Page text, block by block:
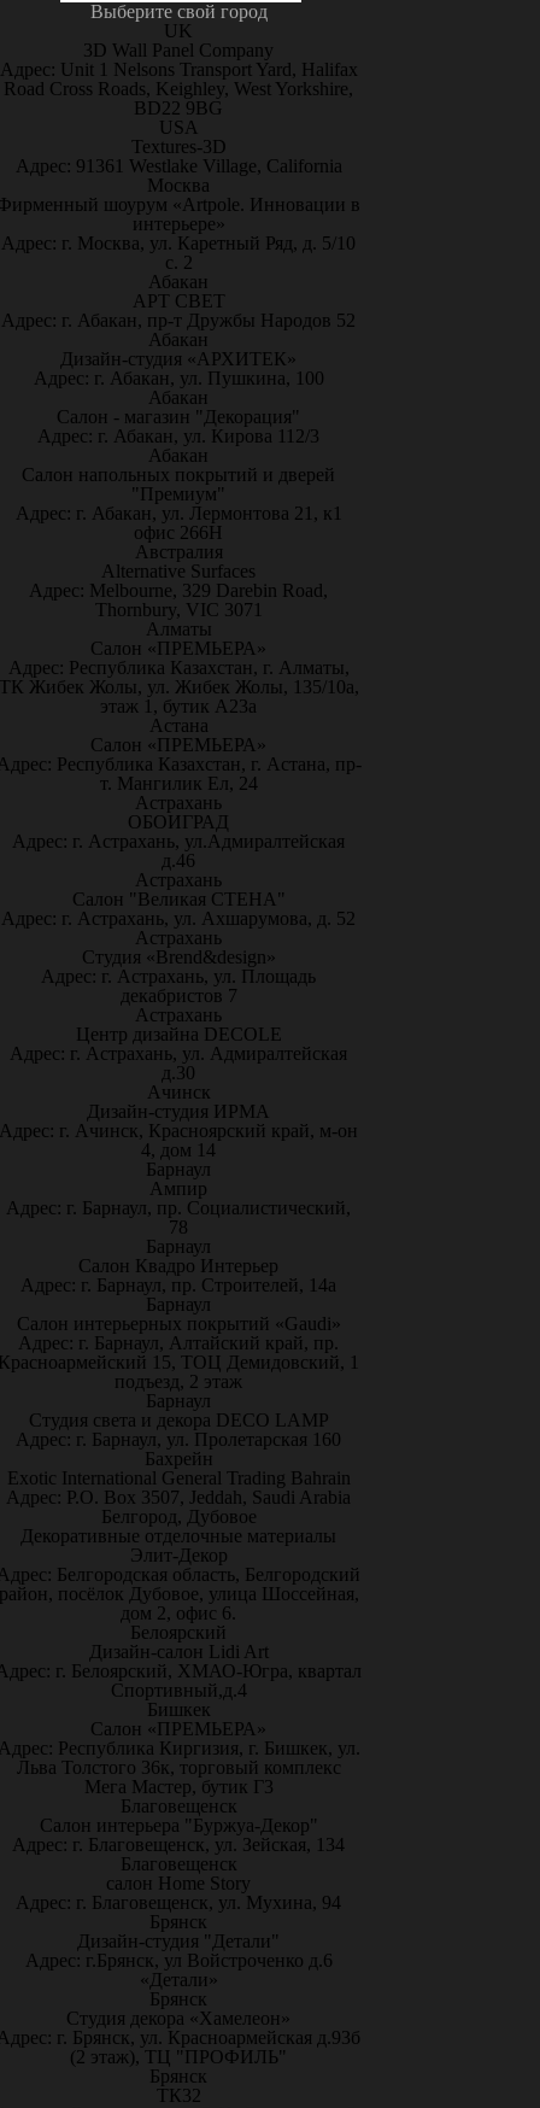
Выберите свой город
UK
3D Wall Panel Company
Адрес: Unit 1 Nelsons Transport Yard, Halifax
Road Cross Roads, Keighley, West Yorkshire,
BD22 9BG
USA
Textures-3D
Адрес: 91361 Westlake Village, California
Москва
шоурум «Artpole. Инновации в
интерьере»
Адрес: г. Москва, ул. Каретный Ряд, д. 5/10
с. 2
Абакан
АРТ СВЕТ
Адрес: г. Абакан, пр-т Дружбы Народов 52
Абакан
Дизайн-студия «АРХИТЕК»
Адрес: г. Абакан, ул. Пушкина, 100
Абакан
Салон - магазин "Декорация"
Адрес: г. Абакан, ул. Кирова 112/3
Абакан
Салон напольных покрытий и дверей
"Премиум"
Адрес: г. Абакан, ул. Лермонтова 21, к1
офис 266Н
Австралия
Alternative Surfaces
Адрес: Melbourne, 329 Darebin Road,
Thornbury, VIC 3071
Алматы
Салон «ПРЕМЬЕРА»
Адрес: Республика Казахстан, г. Алматы,
Жибек Жолы, ул. Жибек Жолы, 135/10а,
этаж 1, бутик А23а
Астана
Салон «ПРЕМЬЕРА»
Республика Казахстан, г. Астана, пр-
т. Мангилик Ел, 24
Астрахань
ОБОИГРАД
Адрес: г. Астрахань, ул.Адмиралтейская
д.46
Астрахань
Салон "Великая СТЕНА"
Адрес: г. Астрахань, ул. Ахшарумова, д. 52
Астрахань
Студия «Brend&design»
Адрес: г. Астрахань, ул. Площадь
декабристов 7
Астрахань
Центр дизайна DECOLE
Адрес: г. Астрахань, ул. Адмиралтейская
д.30
Ачинск
Дизайн-студия ИРМА
Адрес: г. Ачинск, Красноярский край, м-он
4, дом 14
Барнаул
Ампир
Адрес: г. Барнаул, пр. Социалистический,
78
Барнаул
Салон Квадро Интерьер
Адрес: г. Барнаул, пр. Строителей, 14а
Барнаул
Салон интерьерных покрытий «Gaudi»
Адрес: г. Барнаул, Алтайский край, пр.
15, ТОЦ Демидовский, 1
подъезд, 2 этаж
Барнаул
Студия света и декора DECO LAMP
Адрес: г. Барнаул, ул. Пролетарская 160
Бахрейн
Exotic International General Trading Bahrain
Адрес: P.O. Box 3507, Jeddah, Saudi Arabia
Белгород, Дубовое
Декоративные отделочные материалы
Элит-Декор
Белгородская область, Белгородский
посёлок Дубовое, улица Шоссейная,
дом 2, офис 6.
Белоярский
Дизайн-салон Lidi Art
г. Белоярский, ХМАО-Югра, квартал
Спортивный,д.4
Бишкек
Салон «ПРЕМЬЕРА»
Республика Киргизия, г. Бишкек, ул.
Льва Толстого 36к, торговый комплекс
Мега Мастер, бутик Г3
Благовещенск
Салон интерьера "Буржуа-Декор"
Адрес: г. Благовещенск, ул. Зейская, 134
Благовещенск
салон Home Story
Адрес: г. Благовещенск, ул. Мухина, 94
Брянск
Дизайн-студия "Детали"
Адрес: г.Брянск, ул Войстроченко д.6
«Детали»
Брянск
Студия декора «Хамелеон»
г. Брянск, ул. Красноармейская д.93б
(2 этаж), ТЦ "ПРОФИЛЬ"
Брянск
ТК32